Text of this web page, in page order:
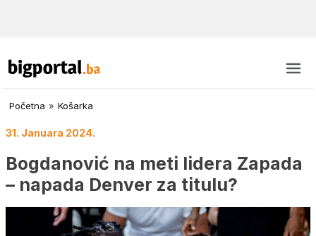
Početna » Košarka
31. Januara 2024.
Bogdanović na meti lidera Zapada
– napada Denver za titulu?